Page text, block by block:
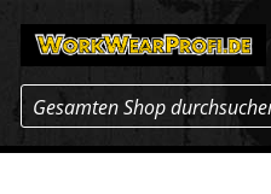
Gesamten Shop